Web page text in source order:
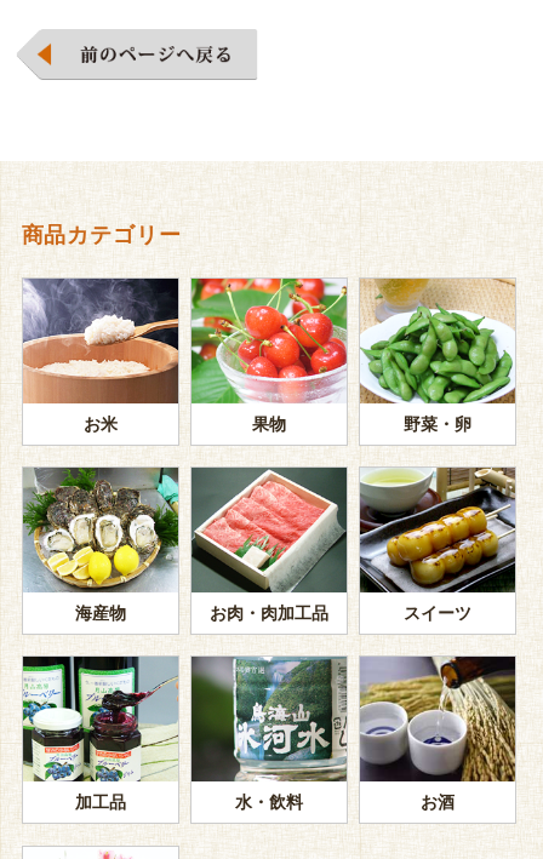
商品カテゴリー
お米 果物 野菜・卵
海産物 お肉・肉加工品 スイーツ
加工品 水・飲料 お酒